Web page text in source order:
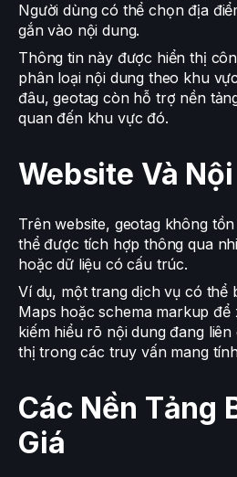
Người dùng có thể chọn địa
gắn vào nội dung.
Thông tin này được hiển thị
phân loại nội dung theo khu
đâu, geotag còn hỗ trợ nền
quan đến khu vực đó.
Website Và
Trên website, geotag không
thể được tích hợp thông qua
hoặc dữ liệu có cấu trúc.
Ví dụ, một trang dịch vụ có thể
Maps hoặc schema markup
kiếm hiểu rõ nội dung đang
thị trong các truy vấn mang
Các Nền Tảng
Giá